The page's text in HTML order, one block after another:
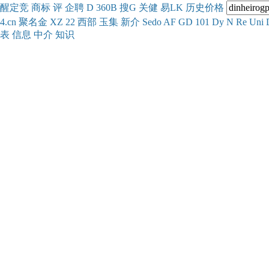
醒定竞 商标 评 企聘 D 360B 搜G 关健 易LK 历史价格
4.cn 聚名金 XZ 22 西部 玉集 新介 Sedo AF GD 101 Dy N Re Uni
表 信息 中介 知识